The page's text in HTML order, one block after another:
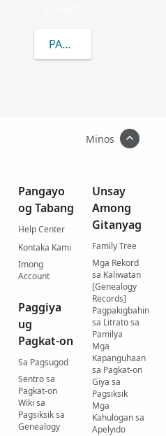
PAGKAT-ON OG
Minos
Pangayo
og Tabang
Help Center
Kontaka Kami
Imong
Account
Paggiya
ug
Pagkat-on
Sa Pagsugod
Sentro sa
Pagkat-on
Wiki sa
Pagsiksik sa
Genealogy
Unsay
Among
Gitanyag
Family Tree
Mga Rekord
sa Kaliwatan
[Genealogy
Records]
Pagpakigbahin
sa Litrato sa
Pamilya
Mga
Kapanguhaan
sa Pagkat-on
Giya sa
Pagsiksik
Mga
Kahulogan sa
Apelyido